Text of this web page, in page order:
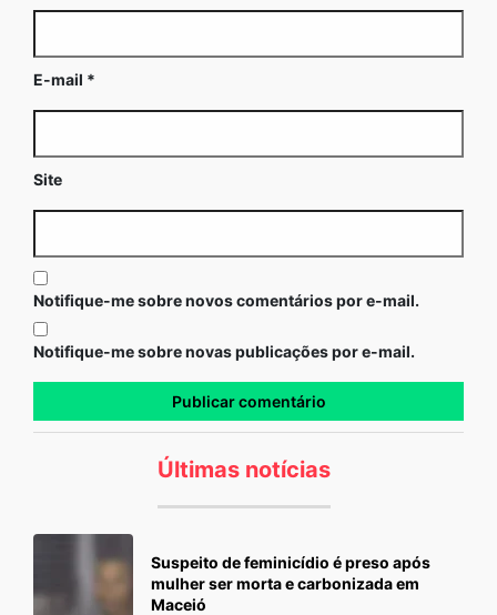
E-mail *
Site
Notifique-me sobre novos comentários por e-mail.
Notifique-me sobre novas publicações por e-mail.
Últimas notícias
Suspeito de feminicídio é preso após
mulher ser morta e carbonizada em
Maceió